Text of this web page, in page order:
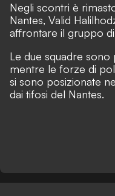
Negli scontri è
Nantes, Valid
affrontare il gruppo
Le due squadre
mentre le forze di
si sono posizionate
dai tifosi del Nantes.